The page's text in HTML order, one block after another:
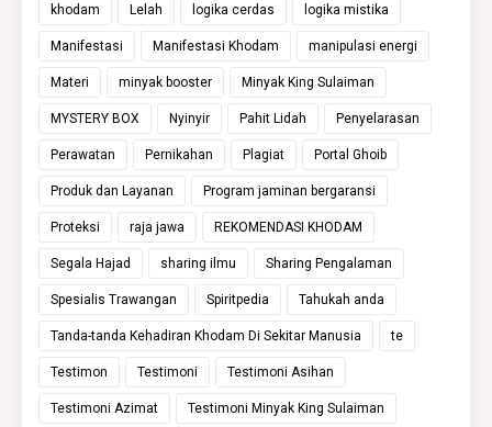
khodam Lelah logika cerdas logika mistika
Manifestasi Manifestasi Khodam manipulasi energi
Materi minyak booster Minyak King Sulaiman
MYSTERY BOX Nyinyir Pahit Lidah Penyelarasan
Perawatan Pernikahan Plagiat Portal Ghoib
Produk dan Layanan Program jaminan bergaransi
Proteksi raja jawa REKOMENDASI KHODAM
Segala Hajad sharing ilmu Sharing Pengalaman
Spesialis Trawangan Spiritpedia Tahukah anda
Tanda-tanda Kehadiran Khodam Di Sekitar Manusia te
Testimon Testimoni Testimoni Asihan
Testimoni Azimat Testimoni Minyak King Sulaiman